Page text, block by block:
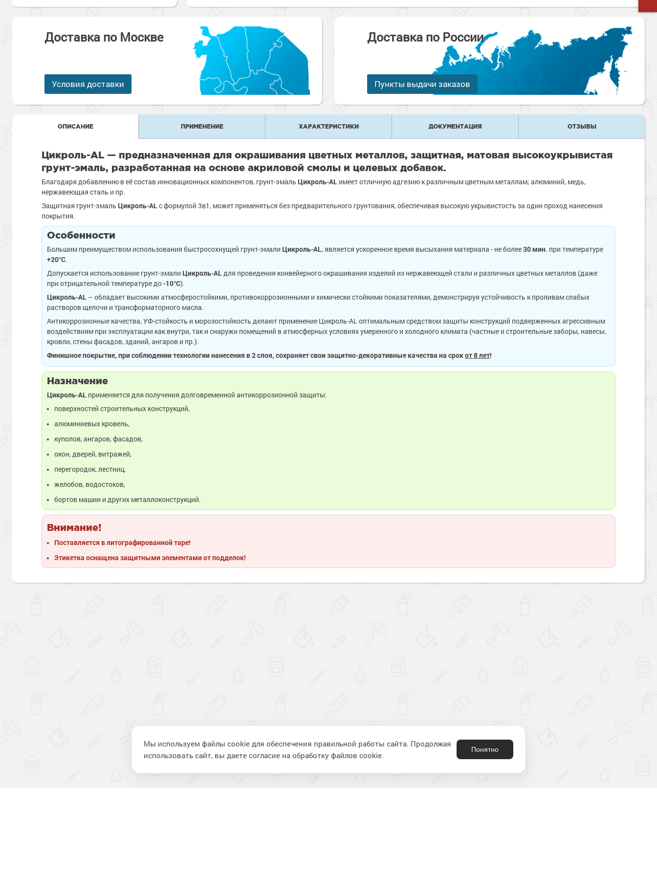
Промышленные
Промышленное оборудование
Промышленные ремонтные
покрытия для металла
Промышленные стены
Сопутствующие товары
Сопутствующие товары
бетонных полов
Морозостойкие краски для
металла
Морозостойкие краски для
Сопутствующие товары
Доставка по Москве
Условия доставки
Доставка по России
Пункты выдачи заказов
ОПИСАНИЕ ПРИМЕНЕНИЕ ХАРАКТЕРИСТИКИ ДОКУМЕНТАЦИЯ ОТЗЫВЫ
Цикроль-AL — предназначенная для окрашивания цветных металлов, защитная, матовая высокоукрывистая
грунт-эмаль, разработанная на основе акриловой смолы и целевых добавок.
Благодаря добавлению в её состав инновационных компонентов, грунт-эмаль Цикроль-AL имеет отличную адгезию к различным цветным металлам; алюминий, медь,
нержавеющая сталь и пр.
Защитная грунт-эмаль Цикроль-ALс формулой 3в1, может применяться без предварительного грунтования, обеспечивая высокую укрывистость за один проход нанесения
покрытия.
Особенности
Большим преимуществом использования быстросохнущей грунт-эмали Цикроль-AL, является ускоренное время высыхания материала - не более30 мин. при температуре
+20°С.
Допускается использование грунт-эмали Цикроль-ALдля проведения конвейерного окрашивания изделий из нержавеющей стали и различных цветных металлов (даже
при отрицательной температуре до-10°С).
Цикроль-AL – обладает высокими атмосферостойкими, противокоррозионными и химически стойкими показателями, демонстрируя устойчивость к проливам слабых
растворов щелочи и трансформаторного масла.
Антикоррозионные качества, УФ-стойкость и морозостойкость делают применение Цикроль-AL оптимальным средством защиты конструкций подверженных агрессивным
воздействиям при эксплуатации как внутри, так и снаружи помещений в атмосферных условиях умеренного и холодного климата (частные и строительные заборы, навесы,
кровли, стены фасадов, зданий, ангаров и пр.).
Финишное покрытие, при соблюдении технологии нанесения в 2 слоя, сохраняет свои защитно-декоративные качества на срокот 8 лет!
Назначение
Цикроль-AL применяется для получения долговременной антикоррозионной защиты:
поверхностей строительных конструкций,
алюминиевых кровель,
куполов, ангаров, фасадов,
окон, дверей, витражей,
перегородок, лестниц,
желобов, водостоков,
бортов машин и других металлоконструкций.
Внимание!
Поставляется в литографированной таре!
Этикетка оснащена защитными элементами от подделок!
Мы используем файлы cookie для обеспечения правильной работы сайта. Продолжая
использовать сайт, вы даете согласие на обработку файлов cookie.
Понятно